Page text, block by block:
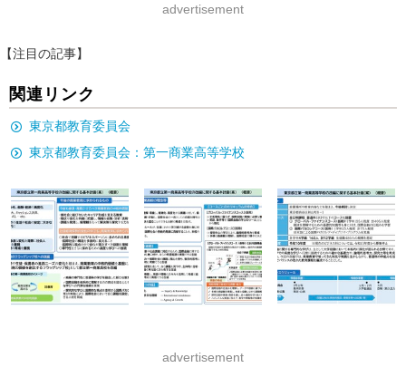
advertisement
【注目の記事】
関連リンク
東京都教育委員会
東京都教育委員会：第一商業高等学校
advertisement